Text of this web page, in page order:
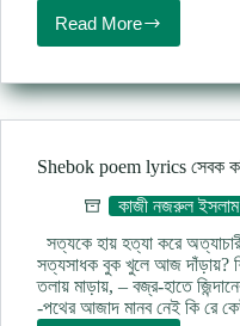
Read More
Polatoka
kobita
Nazrul
কাজী
নজরুল
ইসলাম
Shebok poem lyrics সেবক
কাজী নজরুল ইসলাম
সত্যকে হায় হত্যা করে
সত্যসাধক বুক খুলে আজ দাঁড়ায়?
তলায় মাড়ায়, – বজ্র-হাতে
-পথের আজাদ মানব নেই কি রে